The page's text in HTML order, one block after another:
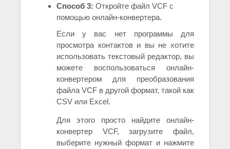
Способ 3: Откройте файл VCF с
помощью онлайн-конвертера.
Если у вас нет программы для
просмотра контактов и вы не хотите
использовать текстовый редактор, вы
можете воспользоваться онлайн-
конвертером для преобразования
файла VCF в другой формат, такой как
CSV или Excel.
Для этого просто найдите онлайн-
конвертер VCF, загрузите файл,
выберите нужный формат и нажмите